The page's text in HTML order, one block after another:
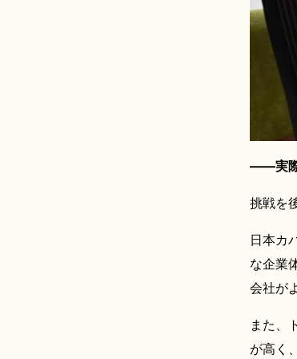
――実際
挑戦を
日本カ
な企業
会社が
また、
が高く